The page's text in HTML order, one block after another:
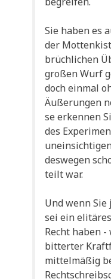
Sie haben es
der
brüch­li­chen
gro­ßen Wurf
doch ein­mal
Äuße­run­gen
se erken­nen
des
des­we­gen
teilt war.
Und wenn
sei ein
Recht haben
bit­ter­ter
mit­tel­mä­ßig